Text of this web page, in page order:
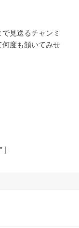
見送るチャンミ
度も頷いてみせ
]